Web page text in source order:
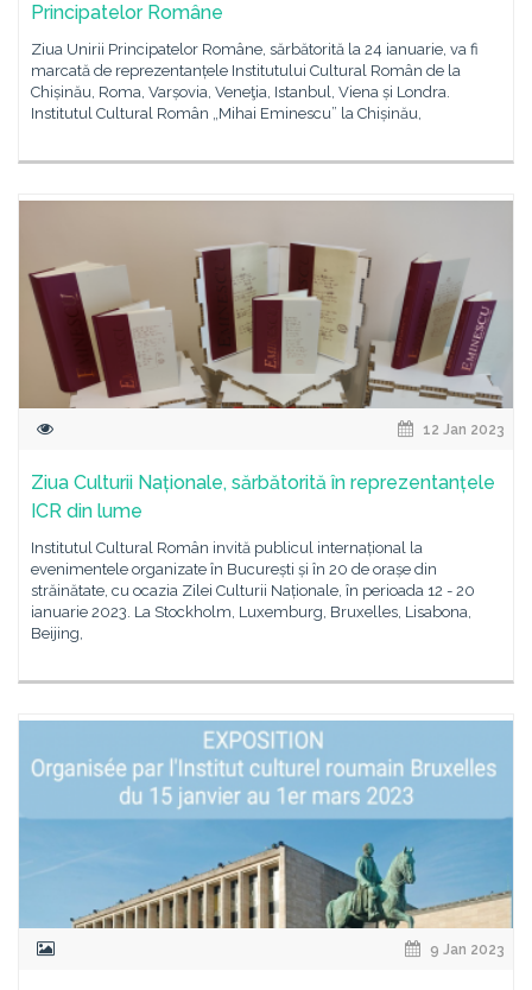
Principatelor Române
Ziua Unirii Principatelor Române, sărbătorită la 24 ianuarie, va fi
marcată de reprezentanțele Institutului Cultural Român de la
Chișinău, Roma, Varșovia, Veneţia, Istanbul, Viena și Londra.
Institutul Cultural Român „Mihai Eminescu” la Chișinău,
12 Jan 2023
Ziua Culturii Naționale, sărbătorită în reprezentanțele
ICR din lume
Institutul Cultural Român invită publicul internațional la
evenimentele organizate în București și în 20 de orașe din
străinătate, cu ocazia Zilei Culturii Naționale, în perioada 12 - 20
ianuarie 2023. La Stockholm, Luxemburg, Bruxelles, Lisabona,
Beijing,
9 Jan 2023